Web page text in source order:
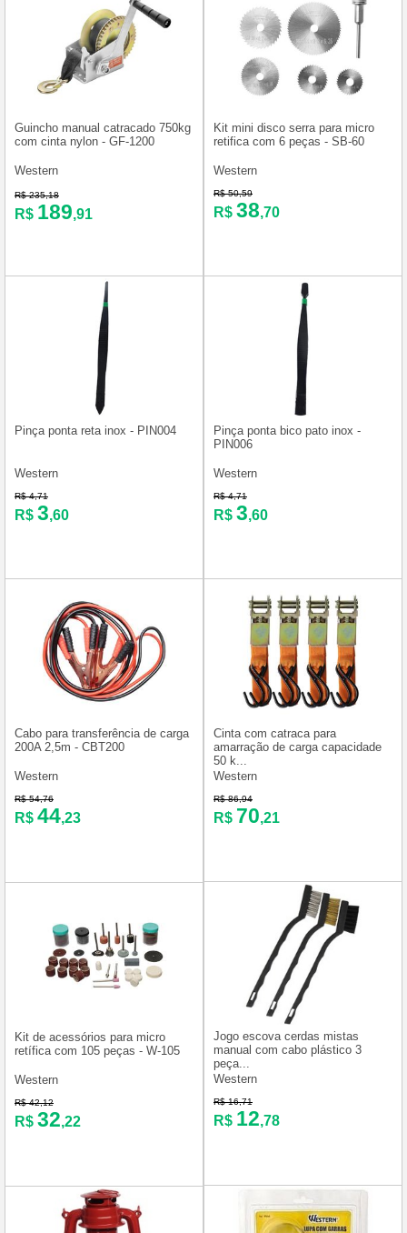
Guincho manual catracado 750kg
com cinta nylon - GF-1200
Western
R$ 235,18
R$ 189,91
Kit mini disco serra para micro
retifica com 6 peças - SB-60
Western
R$ 50,59
R$ 38,70
Pinça ponta reta inox - PIN004
Western
R$ 4,71
R$ 3,60
Pinça ponta bico pato inox -
PIN006
Western
R$ 4,71
R$ 3,60
Cabo para transferência de carga
200A 2,5m - CBT200
Western
R$ 54,76
R$ 44,23
Cinta com catraca para
amarração de carga capacidade
50 k...
Western
R$ 86,94
R$ 70,21
Kit de acessórios para micro
retífica com 105 peças - W-105
Western
R$ 42,12
R$ 32,22
Jogo escova cerdas mistas
manual com cabo plástico 3
peça...
Western
R$ 16,71
R$ 12,78